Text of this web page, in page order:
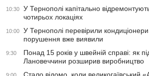
10:30
У Тернополі капітально
чотирьох локаціях
10:00
У Тернополі перевірили кондиціонери
порушення вже виявили
9:30
Понад 15 років у швейній справі: як
Лановеччини розширив виробництво